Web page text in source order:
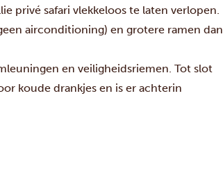
privé safari vlekkeloos te laten verlopen.
airconditioning) en grotere ramen dan
en veiligheidsriemen. Tot slot
koude drankjes en is er achterin